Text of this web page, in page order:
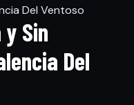
Del Ventoso
Sin
Del